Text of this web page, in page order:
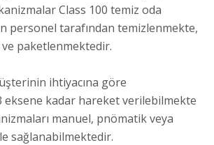
Class 100 temiz oda
personel tarafından temizlenmekte,
paketlenmektedir.
ihtiyacına göre
eksene kadar hareket verilebilmekte
manuel, pnömatik veya
sağlanabilmektedir.